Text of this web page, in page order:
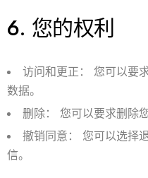
6. 您的权利
访问和更正：
您可以要
数据。
删除：
您可以要求删除
撤销同意：
您可以选择
信。